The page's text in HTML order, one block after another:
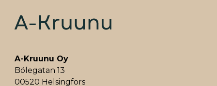
A-Kruunu Oy
Bölegatan 13
00520 Helsingfors